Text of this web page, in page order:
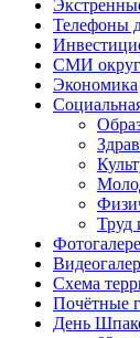
Телефоны
СМИ
Экономика
Труд
Схема
Почётные
День